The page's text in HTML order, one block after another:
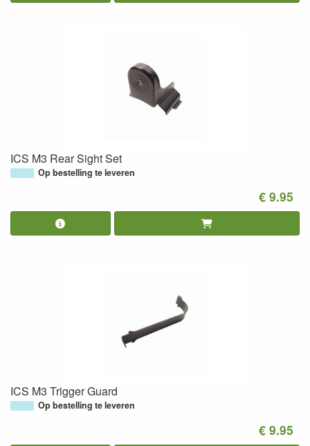
ICS M3 Rear Sight Set
Op bestelling te leveren
€ 9.95
ICS M3 Trigger Guard
Op bestelling te leveren
€ 9.95